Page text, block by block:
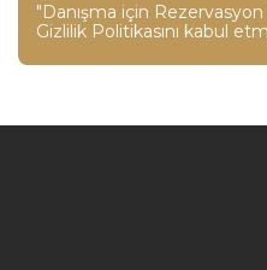
"Danışma için
Gizlilik Politikasını kabul